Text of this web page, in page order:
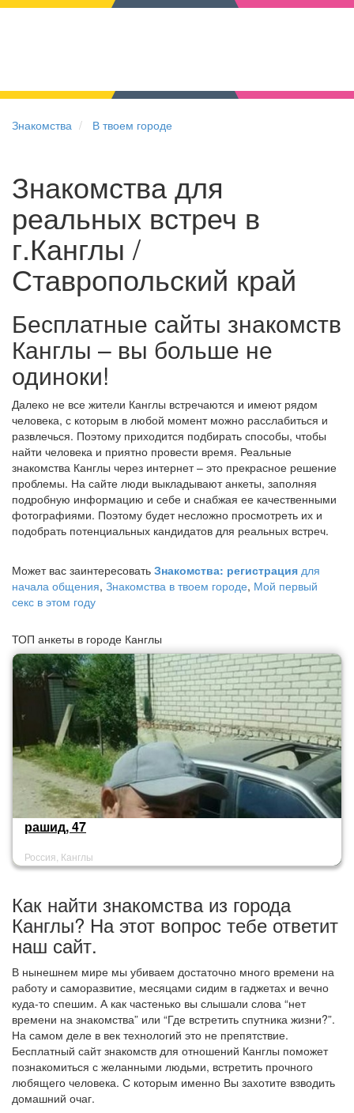
Знакомства В твоем городе
Знакомства для
реальных встреч в
г.Канглы /
Ставропольский край
Бесплатные сайты знакомств
Канглы – вы больше не
одиноки!
Далеко не все жители Канглы встречаются и имеют рядом
человека, с которым в любой момент можно расслабиться и
развлечься. Поэтому приходится подбирать способы, чтобы
найти человека и приятно провести время. Реальные
знакомства Канглы через интернет – это прекрасное решение
проблемы. На сайте люди выкладывают анкеты, заполняя
подробную информацию и себе и снабжая ее качественными
фотографиями. Поэтому будет несложно просмотреть их и
подобрать потенциальных кандидатов для реальных встреч.
Может вас заинтересовать Знакомства: регистрация для
начала общения, Знакомства в твоем городе, Мой первый
секс в этом году
ТОП анкеты в городе Канглы
рашид, 47
Россия, Канглы
Как найти знакомства из города
Канглы? На этот вопрос тебе ответит
наш сайт.
В нынешнем мире мы убиваем достаточно много времени на
работу и саморазвитие, месяцами сидим в гаджетах и вечно
куда-то спешим. А как частенько вы слышали слова “нет
времени на знакомства” или “Где встретить спутника жизни?”.
На самом деле в век технологий это не препятствие.
Бесплатный сайт знакомств для отношений Канглы поможет
познакомиться с желанными людьми, встретить прочного
любящего человека. С которым именно Вы захотите взводить
домашний очаг.